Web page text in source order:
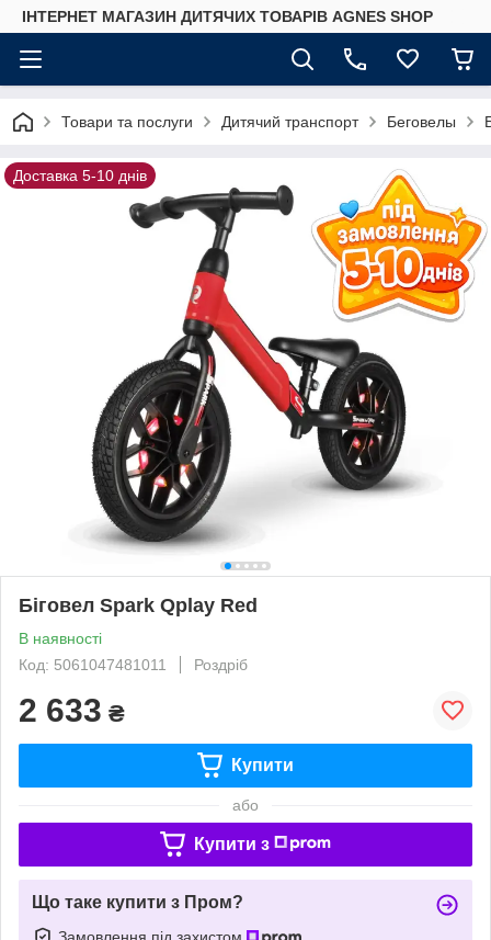
ІНТЕРНЕТ МАГАЗИН ДИТЯЧИХ ТОВАРІВ AGNES SHOP
Товари та послуги Дитячий транспорт Беговелы
Доставка 5-10 днів
Біговел Spark Qplay Red
В наявності
Код: 5061047481011
Роздріб
2 633 ₴
Купити
або
Купити з
Що таке купити з Пром?
Замовлення під захистом